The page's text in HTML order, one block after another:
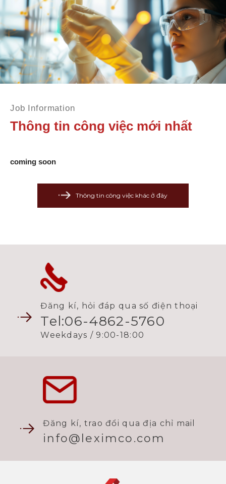
Job Information
Thông tin công việc mới nhất
coming soon
Thông tin công việc khác ở đây
Đăng kí, hỏi đáp qua số điện thoại
Tel:06-4862-5760
Weekdays / 9:00-18:00
Đăng kí, trao đổi qua địa chỉ mail
info@leximco.com